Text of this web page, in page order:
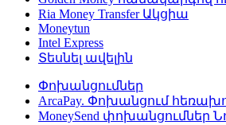
Ria Money Transfer Ակցիա
Moneytun
Intel Express
Տեսնել ավելին
Փոխանցումներ
ArcaPay. Փոխանցում
MoneySend փոխանցումներ